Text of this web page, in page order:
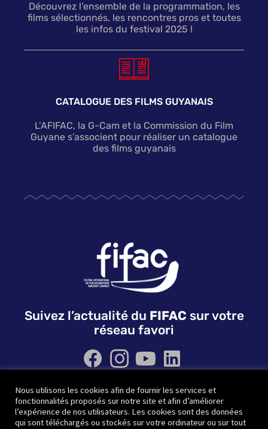
Découvrez l'ensemble de la programmation, les
films sélectionnés, les rencontres pros et toutes
les infos du festival 2025 !
CATALOGUE DES FILMS GUYANAIS
L’AFIFAC, la G-Cam et la Commission du Film
Guyane s’associent pour réaliser un catalogue
des films guyanais
Suivez l’actualité du FIFAC sur votre
réseau favori
QUI SOMMES NOUS ? NOS PARTENAIRES
CONTACTEZ-NOUS
Nous utilisons les cookies afin de fournir les services et
fonctionnalités proposés sur notre site et afin d’améliorer
l’expérience de nos utilisateurs. Les cookies sont des données
qui sont téléchargés ou stockés sur votre ordinateur ou sur tout